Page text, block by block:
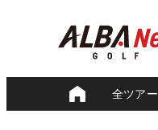
全ツアー